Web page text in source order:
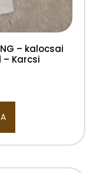
– kalocsai
Karcsi